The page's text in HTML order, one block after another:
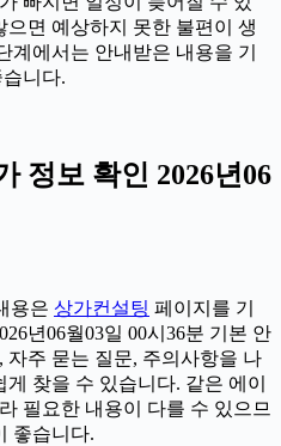
면 예상하지 못한 불편이 생
계에서는 안내받은 내용을 기
니다.
정보 확인 2026년06
용은 상가컨설팅 페이지를 기
년06월03일 00시36분 기본 안
자주 묻는 질문, 주의사항을 나
찾을 수 있습니다. 같은 에이
필요한 내용이 다를 수 있으므
좋습니다.